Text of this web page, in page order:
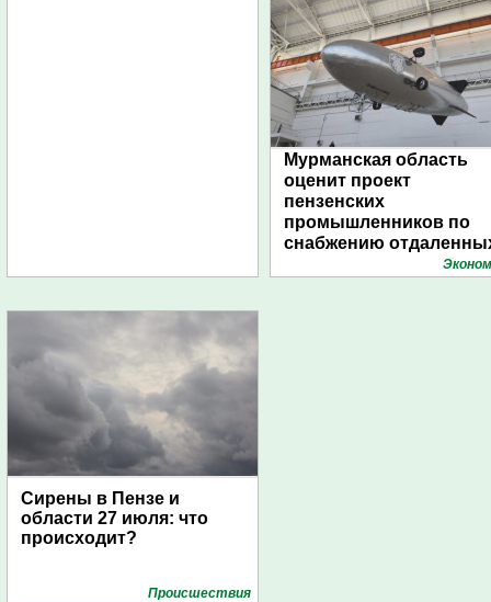
Мурманская область
оценит проект
пензенских
промышленников по
снабжению
поселений с помощью
Сирены в Пензе и
области 27 июля: что
происходит?
Проиcшествия